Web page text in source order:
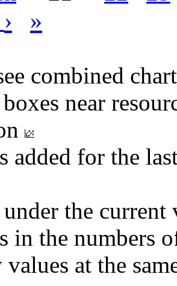
› »
combined
near
added for the
the
in the numbers
values at the